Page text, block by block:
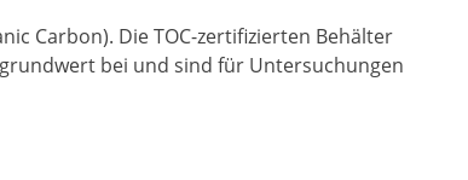
Carbon). Die TOC-zertifizierten Behälter
bei und sind für Untersuchungen